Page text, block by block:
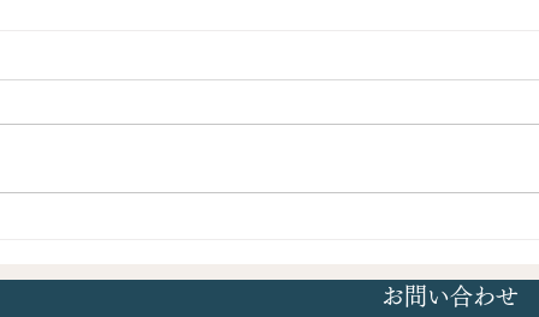
間換気システム（2023/9/27
は
お問い合わせ